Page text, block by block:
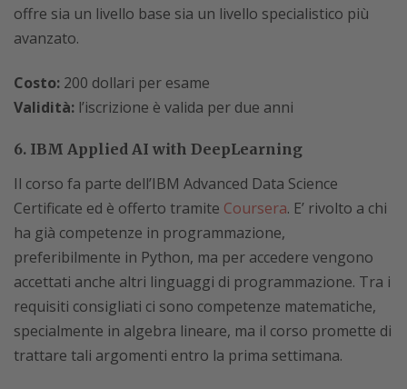
offre sia un livello base sia un livello specialistico più
avanzato.
Costo: 200 dollari per esame
Validità: l’iscrizione è valida per due anni
6. IBM Applied AI with DeepLearning
Il corso fa parte dell’IBM Advanced Data Science
Certificate ed è offerto tramite Coursera. E’ rivolto a chi
ha già competenze in programmazione,
preferibilmente in Python, ma per accedere vengono
accettati anche altri linguaggi di programmazione. Tra i
requisiti consigliati ci sono competenze matematiche,
specialmente in algebra lineare, ma il corso promette di
trattare tali argomenti entro la prima settimana.